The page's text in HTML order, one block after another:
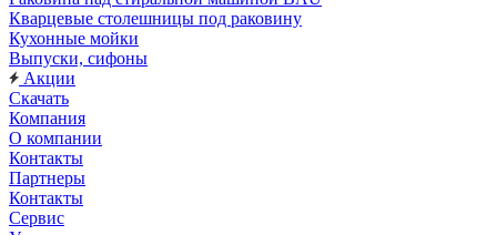
Кварцевые столешницы под раковину
Кухонные мойки
Выпуски, сифоны
Акции
Скачать
Компания
О компании
Контакты
Партнеры
Контакты
Сервис